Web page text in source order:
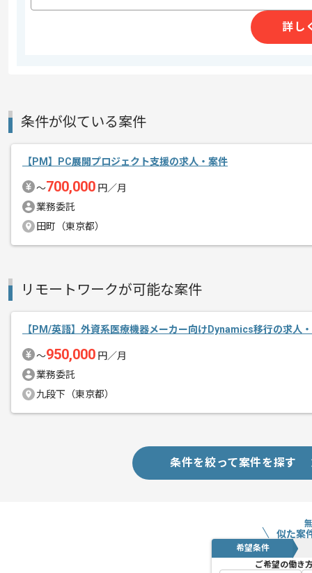
その他募集要項
商談回数
1回
募集人数
1人
PMの経験を活かすことができます。
詳し
条件が似ている案件
【PM】PC展開プロジェクト支援の求人・案件
〜700,000 円／月
業務委託
田町（東京都）
リモートワークが可能な案件
【PM/英語】外資系医療機器メーカー向けDynamics移行の求人
〜950,000 円／月
業務委託
九段下（東京都）
条件を絞って案件を探す
似た案
希望条件
ご希望の働き